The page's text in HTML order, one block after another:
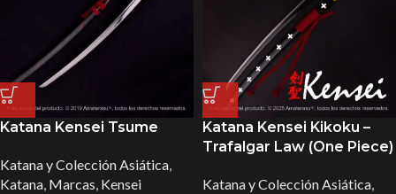
Katana Kensei Tsume
Katana y Colección Asiática,
Katana, Marcas, Kensei
Katana Kensei Kikoku –
Trafalgar Law (One Piece)
Katana y Colección Asiática,